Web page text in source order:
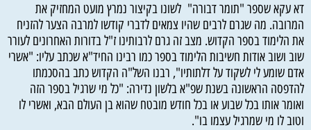
דא עקא שספר "תומר דבורה" לשונו בקיצור נמרץ מועט המחזיק את
המרובה. מה שגרם לרבים שהיו צמאים לדברי קודשו למרבה הצער להזניח
את הלימוד בספר הקדוש. מצב זה גרם לרבותינו ז"ל בדורות האחרונים לעורר
שוב ושוב אודות חשיבות הלימוד בספר כמו רבינו החיד"א שכתב עליו: "אשרי
אדם שומע לי לשקוד על דלתותיו", רבנו השל"ה הקדוש כתב בהסכמתו
להדפסה הראשונה בשנת שפ"א בלשון נדירה: "כל מי שרגיל בספר הזה
ואומר אותו בכל שבוע או בכל חודש מובטח שהוא בן העולם הבא, ואשרי לו
וטוב לו מי שמרגיל עצמו בו".